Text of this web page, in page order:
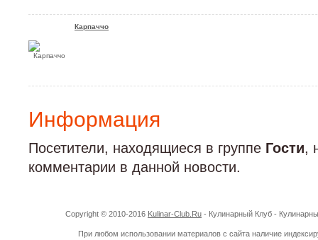
Карпаччо
Информация
Посетители, находящиеся в группе Гости,
комментарии в данной новости.
Copyright © 2010-2016 Kulinar-Club.Ru - Кулинарный Клуб -
При любом использовании материалов с сайта наличие